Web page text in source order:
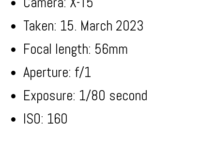
Taken: 15. March 2023
Focal length: 56mm
Aperture: f/1
Exposure: 1/80 second
ISO: 160